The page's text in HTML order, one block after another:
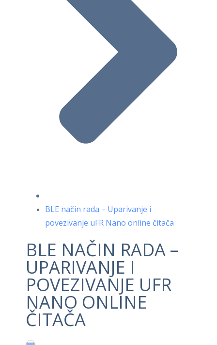
BLE način rada – Uparivanje i
povezivanje uFR Nano online čitača
BLE NAČIN RADA –
UPARIVANJE I
POVEZIVANJE UFR
NANO ONLINE
ČITAČA